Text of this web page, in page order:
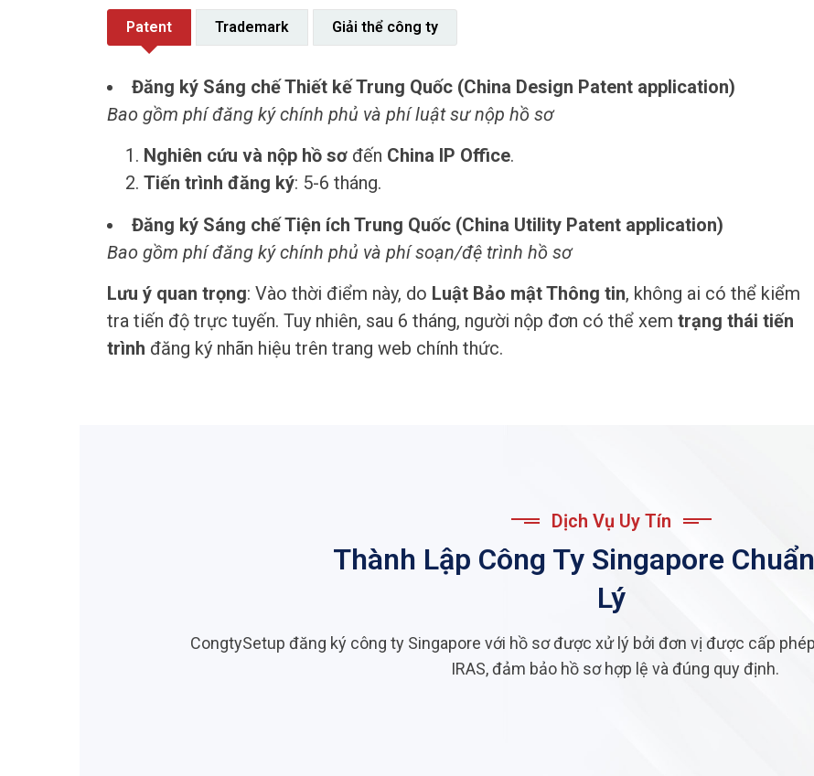
Patent Trademark Giải thể công ty
Đăng ký Sáng chế Thiết kế Trung Quốc (China Design Patent application)
Bao gồm phí đăng ký chính phủ và phí luật sư nộp hồ sơ
Nghiên cứu và nộp hồ sơ đến China IP Office.
Tiến trình đăng ký: 5-6 tháng.
Đăng ký Sáng chế Tiện ích Trung Quốc (China Utility Patent application)
Bao gồm phí đăng ký chính phủ và phí soạn/đệ trình hồ sơ
Lưu ý quan trọng: Vào thời điểm này, do Luật Bảo mật Thông tin, không ai có thể kiểm
tra tiến độ trực tuyến. Tuy nhiên, sau 6 tháng, người nộp đơn có thể xem trạng thái tiến
trình đăng ký nhãn hiệu trên trang web chính thức.
Dịch Vụ Uy Tín
Thành Lập Công Ty Singapore
Lý
CongtySetup đăng ký công ty Singapore với hồ sơ được xử lý bởi đơn vị được cấp
IRAS, đảm bảo hồ sơ hợp lệ và đúng quy định.